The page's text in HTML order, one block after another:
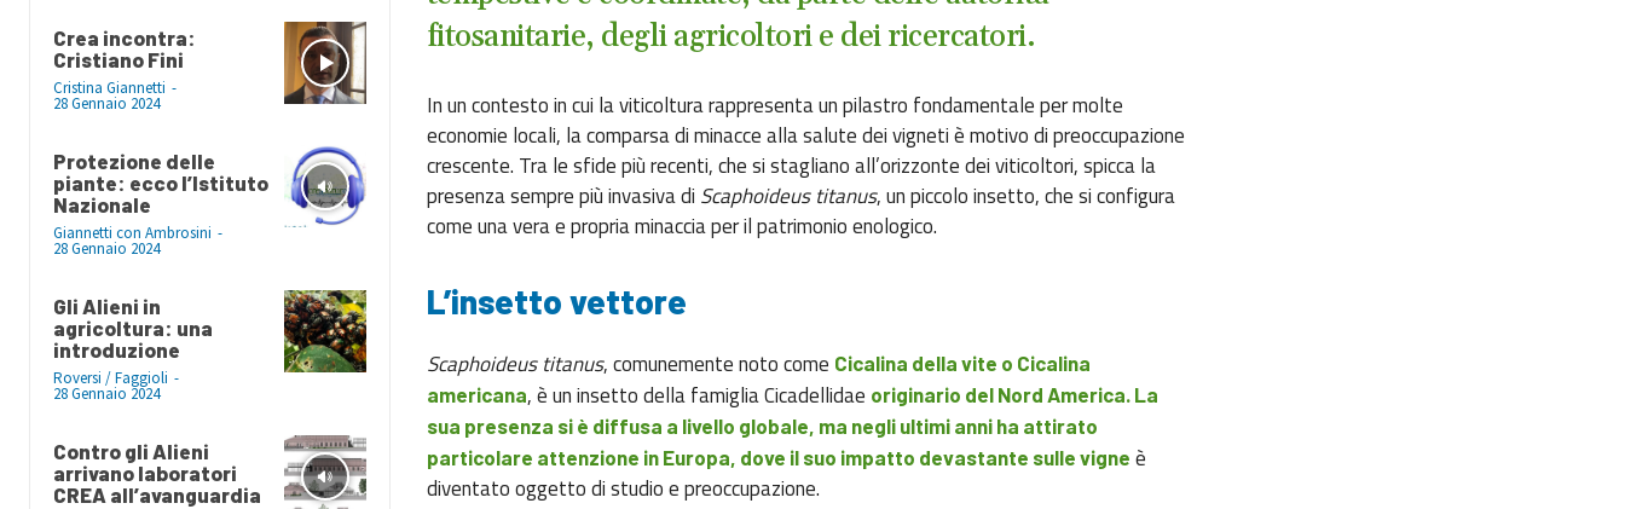
Crea incontra:
Cristiano Fini
Cristina Giannetti -
28 Gennaio 2024
Protezione delle
piante: ecco l’Istituto
Nazionale
Giannetti con Ambrosini -
28 Gennaio 2024
Gli Alieni in
agricoltura: una
introduzione
Roversi / Faggioli -
28 Gennaio 2024
Contro gli Alieni
arrivano laboratori
CREA all’avanguardia
fitosanitarie, degli agricoltori e dei ricercatori.
In un contesto in cui la viticoltura rappresenta un pilastro fondamentale per molte
economie locali, la comparsa di minacce alla salute dei vigneti è motivo di preoccupazione
crescente. Tra le sfide più recenti, che si stagliano all’orizzonte dei viticoltori, spicca la
presenza sempre più invasiva di Scaphoideus titanus, un piccolo insetto, che si configura
come una vera e propria minaccia per il patrimonio enologico.
L’insetto vettore
Scaphoideus titanus, comunemente noto come Cicalina della vite o Cicalina
americana, è un insetto della famiglia Cicadellidae originario del Nord America. La
sua presenza si è diffusa a livello globale, ma negli ultimi anni ha attirato
particolare attenzione in Europa, dove il suo impatto devastante sulle vigne è
diventato oggetto di studio e preoccupazione.